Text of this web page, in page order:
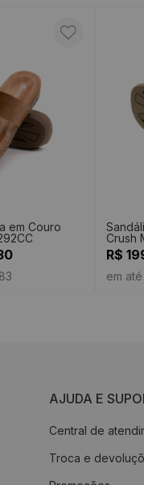
em Couro
Crush
R$
em
AJUDA E
Central de
Troca e